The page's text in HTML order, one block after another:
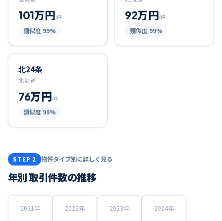
101万円/坪
類似度 99%
92万円/坪
類似度 99%
北24条
北海道
76万円/坪
類似度 99%
STEP 2 物件タイプ別に詳しく見る
年別 取引件数の推移
2021 年 2022年 2023年 2024年